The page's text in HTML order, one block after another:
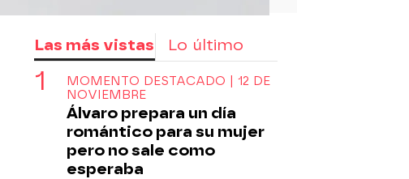
Las más vistas Lo último
MOMENTO DESTACADO | 12 DE
NOVIEMBRE
Álvaro prepara un día
romántico para su mujer
pero no sale como
esperaba